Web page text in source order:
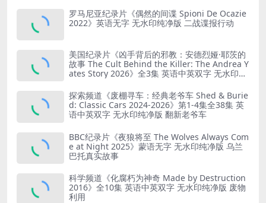
罗马尼亚纪录片《偶然的间谍 Spioni De Ocazie
2022》英语无字 无水印纯净版 二战谍报行动
美国纪录片《凶手背后的邪教：安德烈娅·耶茨的
故事 The Cult Behind the Killer: The Andrea Y
ates Story 2026》全3集 英语中英双字 无水印纯
探索频道《废棚寻车：经典老爷车 Shed & Burie
d: Classic Cars 2024-2026》第1-4集全38集 英
语中英双字 无水印纯净版 翻新老爷车
BBC纪录片《夜狼将至 The Wolves Always Com
e at Night 2025》蒙语无字 无水印纯净版 乌兰
巴托真实故事
科学频道《化腐朽为神奇 Made by Destruction
2016》全10集 英语中英双字 无水印纯净版 废物
利用